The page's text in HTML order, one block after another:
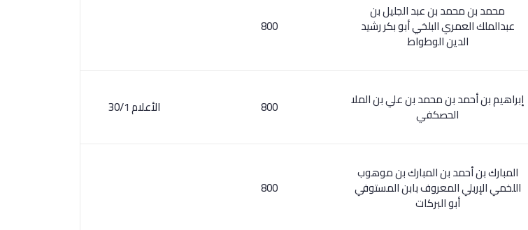
محمد بن محمد بن عبد الجليل بن
عبدالملك العمري البلخي أبو بكر رشيد
الدين الوطواط
800
إبراهيم بن أحمد بن محمد بن علي بن الملا
الحصكفي 800 الأعلام 30/1
المبارك بن أحمد بن المبارك بن موهوب
اللخمي الإربلي المعروف بابن المستوفي
أبو البركات
800